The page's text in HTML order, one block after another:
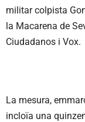
militar colpista
la Macarena de
Ciudadanos i Vox.
La mesura,
incloïa una